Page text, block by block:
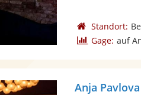
Standort:
Gage: auf
Anja